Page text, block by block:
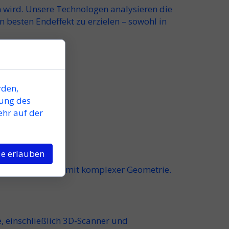
Unsere Technologen analysieren die
besten Endeffekt zu erzielen – sowohl in
mit komplexer Geometrie.
einschließlich 3D-Scanner und
des
auf der
erlauben